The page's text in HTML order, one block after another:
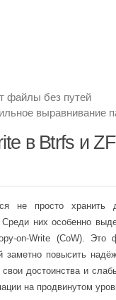
файлы без путей
выравнивание
в Btrfs и
не просто
них особенно
on-Write (CoW).
повысить
достоинства и
на продвинутом